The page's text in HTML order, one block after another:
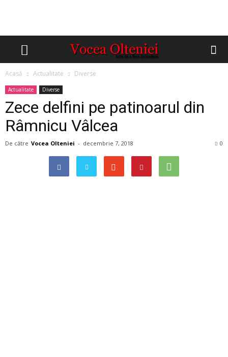
Acasă Actualitate Diverse
Actualitate Diverse
Zece delfini pe patinoarul din
Râmnicu Vâlcea
De către Vocea Olteniei - decembrie 7, 2018 0